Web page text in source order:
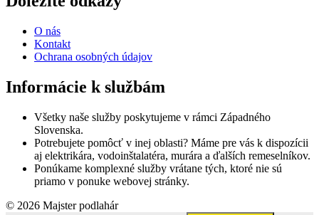
O nás
Kontakt
Ochrana osobných údajov
Informácie k službám
Všetky naše služby poskytujeme v rámci Západného
Slovenska.
Potrebujete pomôcť v inej oblasti? Máme pre vás k dispozícii
aj elektrikára, vodoinštalatéra, murára a ďalších remeselníkov.
Ponúkame komplexné služby vrátane tých, ktoré nie sú
priamo v ponuke webovej stránky.
© 2026 Majster podlahár